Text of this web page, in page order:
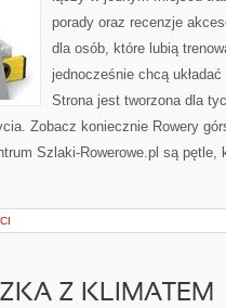
porady oraz recenzje
dla osób, które lubią
jednocześnie chcą
Strona jest tworzona dla
Zobacz koniecznie Rowery
Szlaki-Rowerowe.pl są pętle,
Z KLIMATEM